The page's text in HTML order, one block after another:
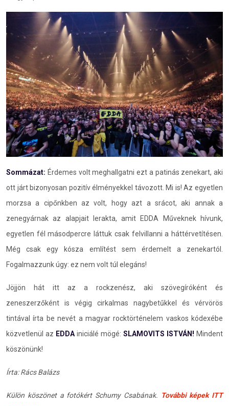
Sommázat: Érdemes volt meghallgatni ezt a patinás zenekart, aki
ott járt bizonyosan pozitív élményekkel távozott. Mi is! Az egyetlen
morzsa a cipőnkben az volt, hogy azt a srácot, aki annak a
zenegyárnak az alapjait lerakta, amit EDDA Műveknek hívunk,
egyetlen fél másodpercre láttuk csak felvillanni a háttérvetítésen.
Még csak egy kósza említést sem érdemelt a zenekartól.
Fogalmazzunk úgy: ez nem volt túl elegáns!
Jöjjön hát itt az a rockzenész, aki szövegíróként és
zeneszerzőként is végig cirkalmas nagybetűkkel és vérvörös
tintával írta be nevét a magyar rocktörténelem vaskos kódexébe
közvetlenül az EDDA iniciálé mögé: SLAMOVITS ISTVÁN! Mindent
köszönünk!
Írta: Rács Balázs
Külön köszönet a fotókért Schumy Csabának. További képek ITT